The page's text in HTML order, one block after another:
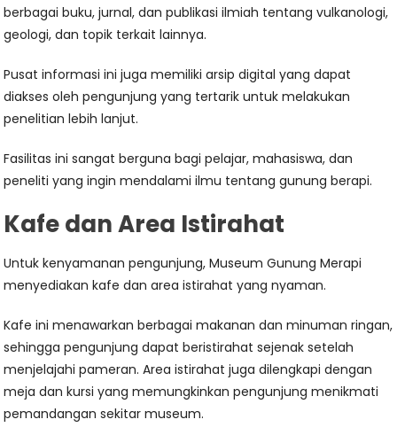
berbagai buku, jurnal, dan publikasi ilmiah tentang vulkanologi,
geologi, dan topik terkait lainnya.
Pusat informasi ini juga memiliki arsip digital yang dapat
diakses oleh pengunjung yang tertarik untuk melakukan
penelitian lebih lanjut.
Fasilitas ini sangat berguna bagi pelajar, mahasiswa, dan
peneliti yang ingin mendalami ilmu tentang gunung berapi.
Kafe dan Area Istirahat
Untuk kenyamanan pengunjung, Museum Gunung Merapi
menyediakan kafe dan area istirahat yang nyaman.
Kafe ini menawarkan berbagai makanan dan minuman ringan,
sehingga pengunjung dapat beristirahat sejenak setelah
menjelajahi pameran. Area istirahat juga dilengkapi dengan
meja dan kursi yang memungkinkan pengunjung menikmati
pemandangan sekitar museum.